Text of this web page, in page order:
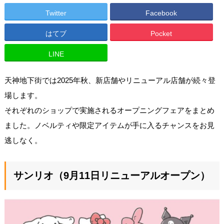
Twitter Facebook
はてブ Pocket
LINE
天神地下街では2025年秋、新店舗やリニューアル店舗が続々登
場します。
それぞれのショップで実施されるオープニングフェアをまとめ
ました。ノベルティや限定アイテムが手に入るチャンスをお見
逃しなく。
サンリオ（9月11日リニューアルオープン）